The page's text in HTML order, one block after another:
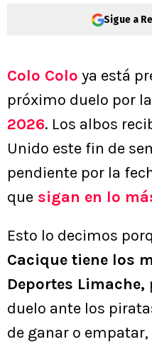
Sigue a
Colo Colo ya está
próximo duelo por la
2026. Los albos
Unido este fin de
pendiente por la
que sigan en lo
Esto lo decimos
Cacique tiene los
Deportes Limache,
duelo ante los
de ganar o